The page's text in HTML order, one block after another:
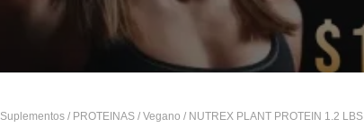
Suplementos / PROTEINAS / Vegano / NUTREX PLANT PROTEIN 1.2 LBS